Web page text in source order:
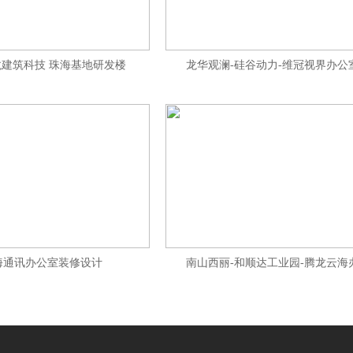
筑科技 珠海基地研发楼 龙华观澜-硅谷动力-维冠视界办公
通讯办公室装修设计 南山西丽-和顺达工业园-腾龙云海